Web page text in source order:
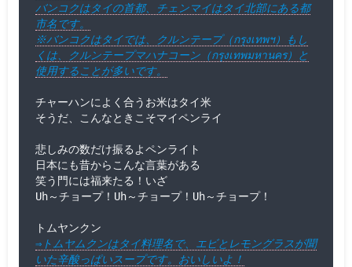
バンコクはタイの首都、チェンマイはタイ北部にある都
市名です。
※バンコクはタイでは、クルンテープ（กรุงเทพฯ）もし
くは、クルンテープマハナコーン（กรุงเทพมหานคร）と
使用することが多いです。
チャーハンによく合うお米はタイ米
そうだ、こんなときこそマイペンライ
悲しみの数だけ振るよペンライト
日本にも昔からこんな言葉がある
笑う門には福来たる！いざ
Uh～チョープ！Uh～チョープ！Uh～チョープ！
⇒トムヤムクンはタイ料理名で、エビとレモングラスが聞
いた辛酸っぱいスープです。おいしいよ！